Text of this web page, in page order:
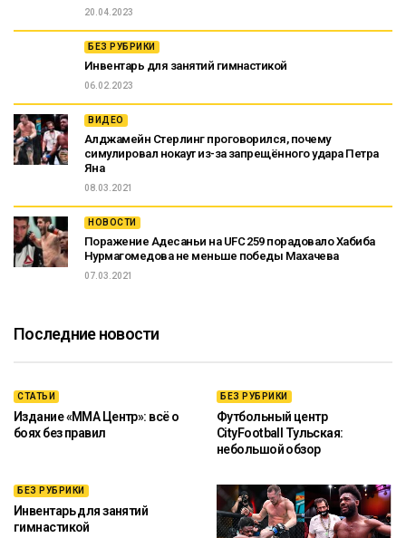
20.04.2023
БЕЗ РУБРИКИ
Инвентарь для занятий гимнастикой
06.02.2023
ВИДЕО
Алджамейн Стерлинг проговорился, почему
симулировал нокаут из-за запрещённого удара Петра
Яна
08.03.2021
НОВОСТИ
Поражение Адесаньи на UFC 259 порадовало Хабиба
Нурмагомедова не меньше победы Махачева
07.03.2021
Последние новости
СТАТЬИ
Издание «ММА Центр»: всё о
боях без правил
БЕЗ РУБРИКИ
Футбольный центр
CityFootball Тульская:
небольшой обзор
БЕЗ РУБРИКИ
Инвентарь для занятий
гимнастикой